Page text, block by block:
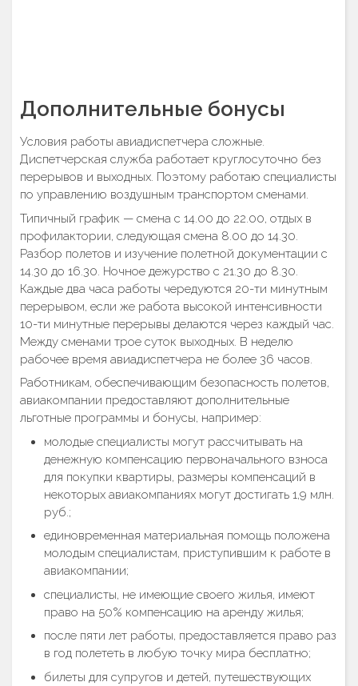
Дополнительные бонусы
Условия работы авиадиспетчера сложные.
Диспетчерская служба работает круглосуточно без
перерывов и выходных. Поэтому работаю специалисты
по управлению воздушным транспортом сменами.
Типичный график — смена с 14.00 до 22.00, отдых в
профилактории, следующая смена 8.00 до 14.30.
Разбор полетов и изучение полетной документации с
14.30 до 16.30. Ночное дежурство с 21.30 до 8.30.
Каждые два часа работы чередуются 20-ти минутным
перерывом, если же работа высокой интенсивности
10-ти минутные перерывы делаются через каждый час.
Между сменами трое суток выходных. В неделю
рабочее время авиадиспетчера не более 36 часов.
Работникам, обеспечивающим безопасность полетов,
авиакомпании предоставляют дополнительные
льготные программы и бонусы, например:
молодые специалисты могут рассчитывать на
денежную компенсацию первоначального взноса
для покупки квартиры, размеры компенсаций в
некоторых авиакомпаниях могут достигать 1,9 млн.
руб.;
единовременная материальная помощь положена
молодым специалистам, приступившим к работе в
авиакомпании;
специалисты, не имеющие своего жилья, имеют
право на 50% компенсацию на аренду жилья;
после пяти лет работы, предоставляется право раз
в год полететь в любую точку мира бесплатно;
билеты для супругов и детей, путешествующих